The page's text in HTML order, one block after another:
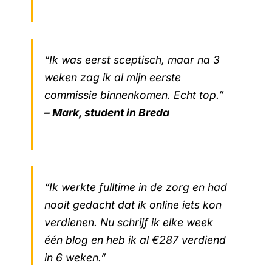
“Ik was eerst sceptisch, maar na 3
weken zag ik al mijn eerste
commissie binnenkomen. Echt top.”
– Mark, student in Breda
“Ik werkte fulltime in de zorg en had
nooit gedacht dat ik online iets kon
verdienen. Nu schrijf ik elke week
één blog en heb ik al €287 verdiend
in 6 weken.”